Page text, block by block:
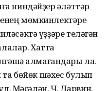
ниндәйҙер һәләттәр
мөмкинлектәре
үҙҙәре теләгән
Хатта
алмағандары ла.
бөйөк шәхес булып
Мәҫәлән, Ч. Дарвин,